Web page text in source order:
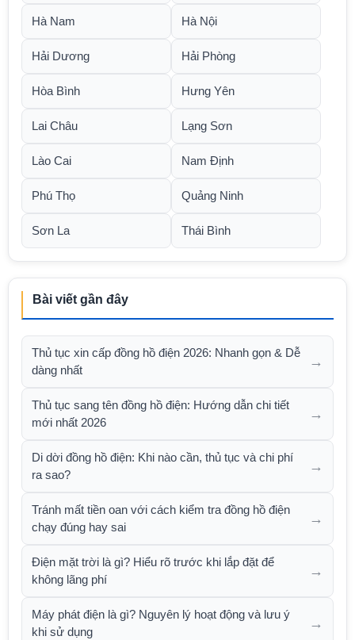
Hà Nam Hà Nội
Hải Dương Hải Phòng
Hòa Bình Hưng Yên
Lai Châu Lạng Sơn
Lào Cai Nam Định
Phú Thọ Quảng Ninh
Sơn La Thái Bình
Bài viết gần đây
Thủ tục xin cấp đồng hồ điện 2026: Nhanh gọn & Dễ
dàng nhất
→
Thủ tục sang tên đồng hồ điện: Hướng dẫn chi tiết
mới nhất 2026
→
Di dời đồng hồ điện: Khi nào cần, thủ tục và chi phí
ra sao?
→
Tránh mất tiền oan với cách kiểm tra đồng hồ điện
chạy đúng hay sai
→
Điện mặt trời là gì? Hiểu rõ trước khi lắp đặt để
không lãng phí
→
Máy phát điện là gì? Nguyên lý hoạt động và lưu ý
khi sử dụng
→